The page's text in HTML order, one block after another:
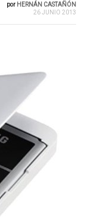
por HERNÁN CASTAÑÓN
26 JUNIO 2013